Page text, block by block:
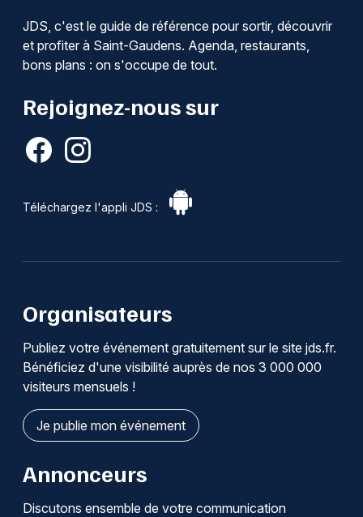
JDS, c'est le guide de référence pour sortir, découvrir
et profiter à Saint-Gaudens. Agenda, restaurants,
bons plans : on s'occupe de tout.
Rejoignez-nous sur
Téléchargez l'appli JDS :
Organisateurs
Publiez votre événement gratuitement sur le site jds.fr.
Bénéficiez d'une visibilité auprès de nos 3 000 000
visiteurs mensuels !
Je publie mon événement
Annonceurs
Discutons ensemble de votre communication